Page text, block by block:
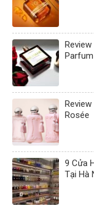
Parfum
Rosée
9 Cửa
Tại Hà